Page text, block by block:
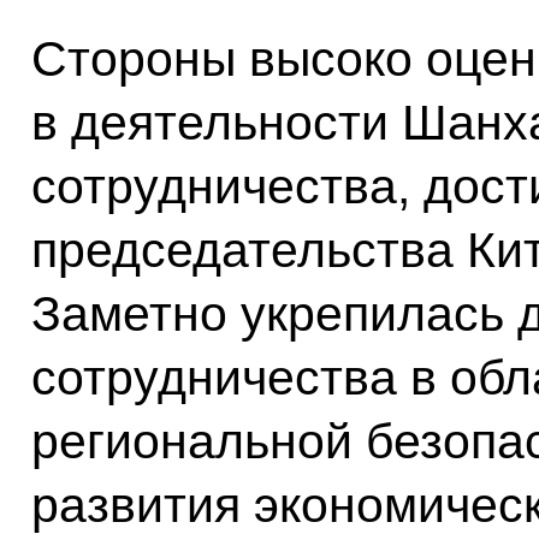
Стороны высоко
в деятельности
сотрудничества,
председательства
Заметно укрепилась
сотрудничества в
региональной
развития